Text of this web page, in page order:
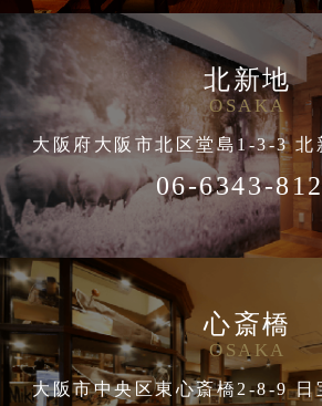
北新地
OSAKA
大阪府大阪市北区堂島1-3-3 北
06-6343-
心斎橋
OSAKA
大阪市中央区東心斎橋2-8-9 日